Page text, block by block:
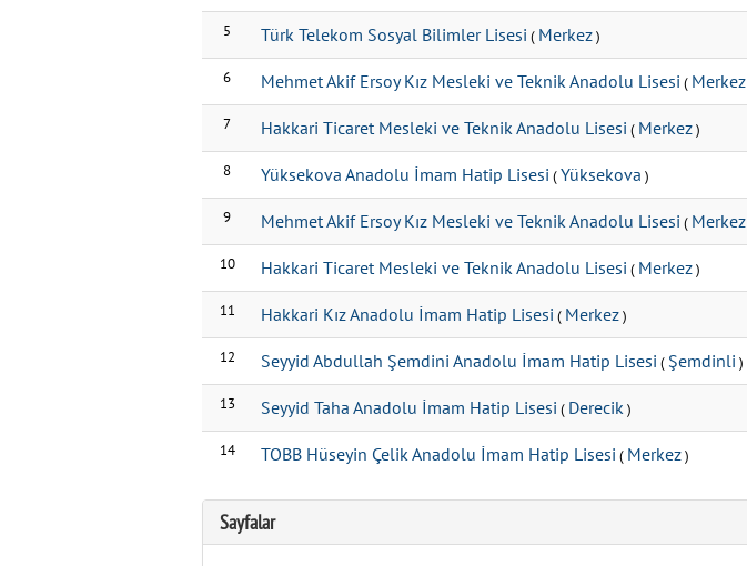
5 Türk Telekom Sosyal Bilimler Lisesi ( Merkez)
6 Mehmet Akif Ersoy Kız Mesleki ve Teknik Anadolu Lisesi ( Merkez
7 Hakkari Ticaret Mesleki ve Teknik Anadolu Lisesi ( Merkez)
8 Yüksekova Anadolu İmam Hatip Lisesi (Yüksekova )
9 Mehmet Akif Ersoy Kız Mesleki ve Teknik Anadolu Lisesi ( Merkez
10 Hakkari Ticaret Mesleki ve Teknik Anadolu Lisesi ( Merkez)
11 Hakkari Kız Anadolu İmam Hatip Lisesi ( Merkez)
12 Seyyid Abdullah Şemdini Anadolu İmam Hatip Lisesi ( Şemdinli )
13 Seyyid Taha Anadolu İmam Hatip Lisesi ( Derecik)
14 TOBB Hüseyin Çelik Anadolu İmam Hatip Lisesi ( Merkez)
Sayfalar